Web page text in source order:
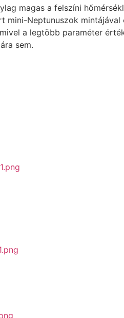
magas a felszíni
mini-Neptunuszok
a legtöbb paraméter
sem.